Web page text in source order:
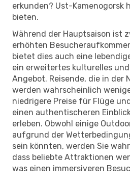
erkunden? Ust-Kamenogorsk
bieten.
Während der Hauptsaison ist
erhöhten
bietet dies auch eine
ein erweitertes kulturelles
Angebot. Reisende, die in der
werden wahrscheinlich
niedrigere Preise für Flüge
einen authentischeren
erleben. Obwohl einige
aufgrund der
sein könnten, werden Sie
dass beliebte Attraktionen
was einen immersiveren